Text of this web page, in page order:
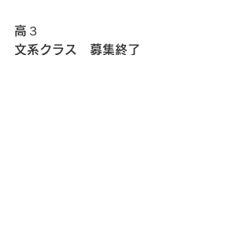
高３
文系クラス　募集終了